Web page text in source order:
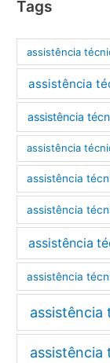
Tags
assistência
assistência
assistência
assistência
assistência
assistência
assistência
assistência
assistência
assistência